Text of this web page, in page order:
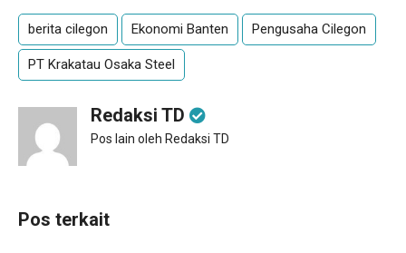
berita cilegon Ekonomi Banten Pengusaha Cilegon
PT Krakatau Osaka Steel
Redaksi TD
Pos lain oleh Redaksi TD
Pos terkait